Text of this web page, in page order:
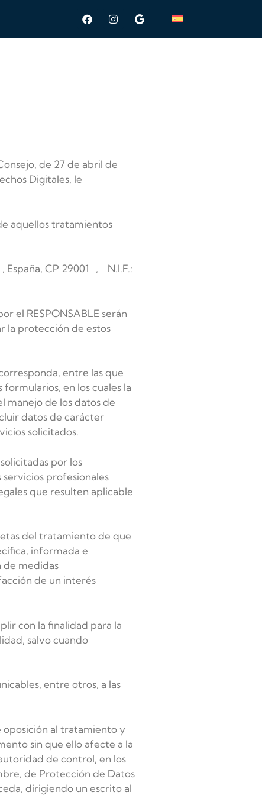
de 27 de abril de
Digitales, le
aquellos tratamientos
España, CP 29001 , N.I.F.:
el RESPONSABLE serán
la protección de estos
entre las que
en los cuales la
manejo de los datos de
datos de carácter
solicitados.
por los
profesionales
que resulten aplicable
del tratamiento de que
informada e
de medidas
de un interés
con la finalidad para la
salvo cuando
entre otros, a las
oposición al tratamiento y
sin que ello afecte a la
de control, en los
de Protección de Datos
dirigiendo un escrito al